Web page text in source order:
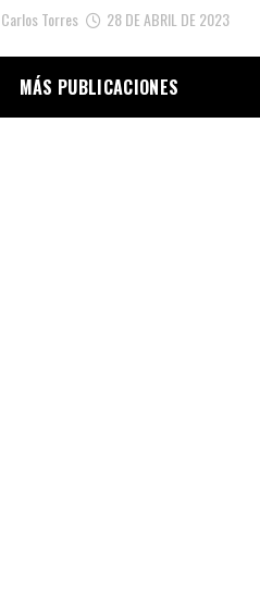
Carlos Torres 28 DE ABRIL DE 2023
MÁS PUBLICACIONES